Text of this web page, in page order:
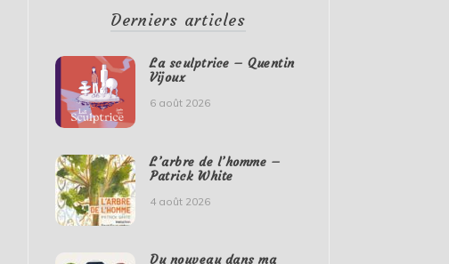
Derniers articles
La sculptrice – Quentin
Vijoux
6 août 2026
L’arbre de l’homme –
Patrick White
4 août 2026
Du nouveau dans ma